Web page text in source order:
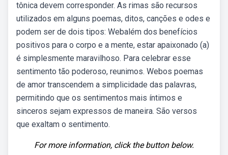
tônica devem corresponder. As rimas são recursos
utilizados em alguns poemas, ditos, canções e odes e
podem ser de dois tipos: Webalém dos benefícios
positivos para o corpo e a mente, estar apaixonado (a)
é simplesmente maravilhoso. Para celebrar esse
sentimento tão poderoso, reunimos. Webos poemas
de amor transcendem a simplicidade das palavras,
permitindo que os sentimentos mais íntimos e
sinceros sejam expressos de maneira. São versos
que exaltam o sentimento.
For more information, click the button below.